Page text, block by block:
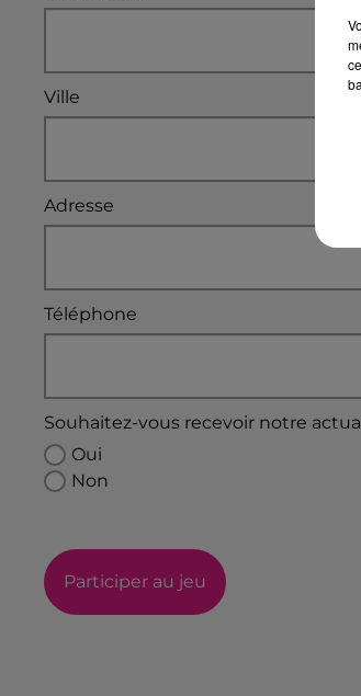
Ville
Adresse
Téléphone
Souhaitez-vous recevoir notre
Oui
Non
Participer au jeu